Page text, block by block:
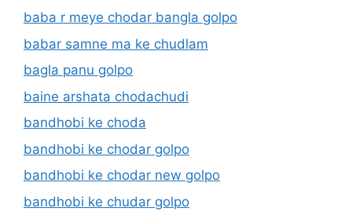
baba r meye chodar bangla golpo
babar samne ma ke chudlam
bagla panu golpo
baine arshata chodachudi
bandhobi ke choda
bandhobi ke chodar golpo
bandhobi ke chodar new golpo
bandhobi ke chudar golpo